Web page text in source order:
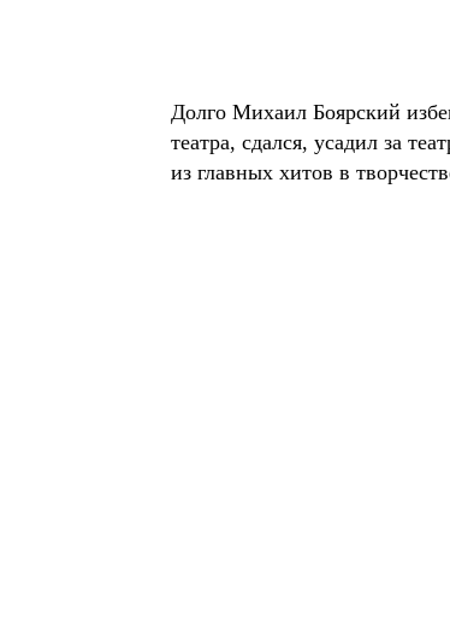
Долго Михаил Боярский
театра, сдался, усадил за
из главных хитов в